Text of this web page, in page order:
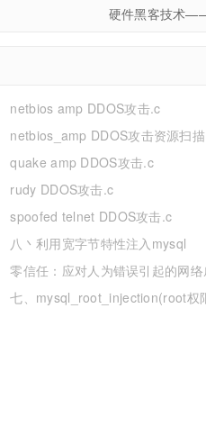
硬件黑客技术
netbios amp DDOS攻击.c
netbios_amp DDOS攻击资源扫
quake amp DDOS攻击.c
rudy DDOS攻击.c
spoofed telnet DDOS攻击.c
八丶利用宽字节特性注入mysql
零信任：应对人为错误引起的网
七、mysql_root_injection(root权